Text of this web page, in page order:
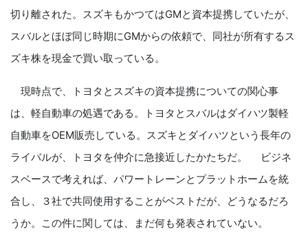
切り離された。スズキもかつてはGMと資本提携していたが、
スバルとほぼ同じ時期にGMからの依頼で、同社が所有するス
ズキ株を現金で買い取っている。
現時点で、トヨタとスズキの資本提携についての関心事
は、軽自動車の処遇である。トヨタとスバルはダイハツ製軽
自動車をOEM販売している。スズキとダイハツという長年の
ライバルが、トヨタを仲介に急接近したかたちだ。 ビジネ
スベースで考えれば、パワートレーンとプラットホームを統
合し、３社で共同使用することがベストだが、どうなるだろ
うか。この件に関しては、まだ何も発表されていない。